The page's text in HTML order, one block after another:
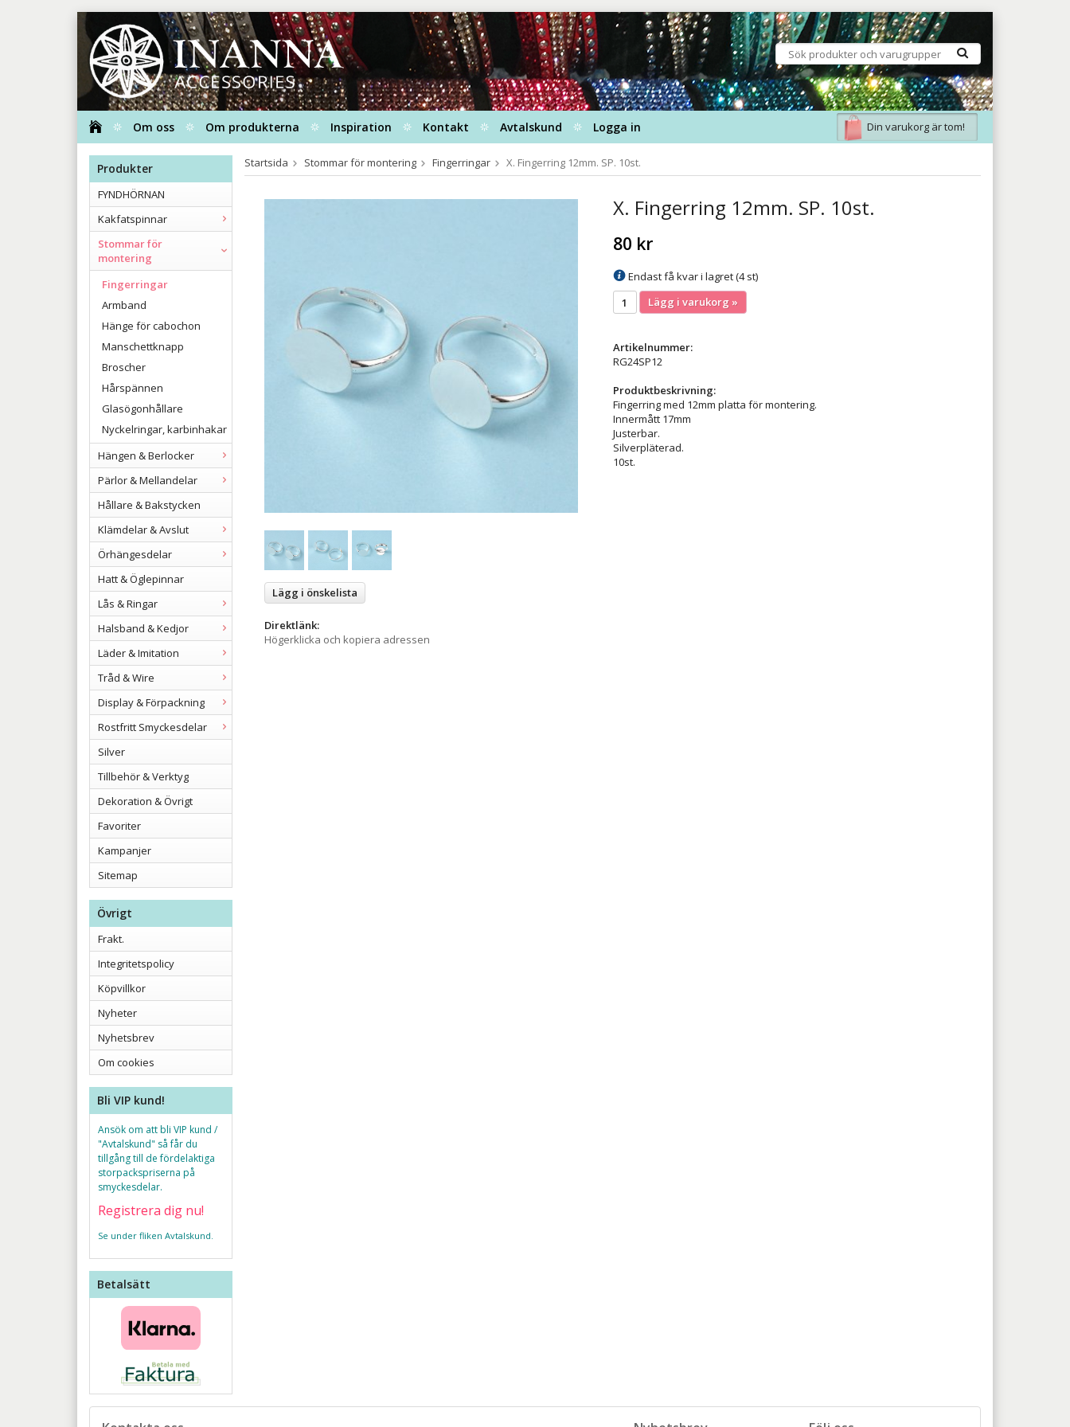
Om oss Om produkterna Inspiration Kontakt Avtalskund Logga in Din varukorg är tom!
Produkter
FYNDHÖRNAN
Kakfatspinnar
Stommar för
montering
Fingerringar
Armband
Hänge för cabochon
Manschettknapp
Broscher
Hårspännen
Glasögonhållare
Nyckelringar, karbinhakar
Hängen & Berlocker
Pärlor & Mellandelar
Hållare & Bakstycken
Klämdelar & Avslut
Örhängesdelar
Hatt & Öglepinnar
Lås & Ringar
Halsband & Kedjor
Läder & Imitation
Tråd & Wire
Display & Förpackning
Rostfritt Smyckesdelar
Silver
Tillbehör & Verktyg
Dekoration & Övrigt
Favoriter
Kampanjer
Sitemap
Övrigt
Frakt.
Integritetspolicy
Köpvillkor
Nyheter
Nyhetsbrev
Om cookies
Bli VIP kund!
Ansök om att bli VIP kund /
"Avtalskund" så får du
tillgång till de fördelaktiga
storpackspriserna på
smyckesdelar.
Registrera dig nu!
Se under fliken Avtalskund.
Betalsätt
Startsida Stommar för montering Fingerringar X. Fingerring 12mm. SP. 10st.
X. Fingerring 12mm. SP. 10st.
80 kr
Endast få kvar i lagret (4 st)
Lägg i varukorg »
Artikelnummer:
RG24SP12
Produktbeskrivning:
Fingerring med 12mm platta för montering.
Innermått 17mm
Justerbar.
Silverpläterad.
10st.
Lägg i önskelista
Direktlänk:
Högerklicka och kopiera adressen